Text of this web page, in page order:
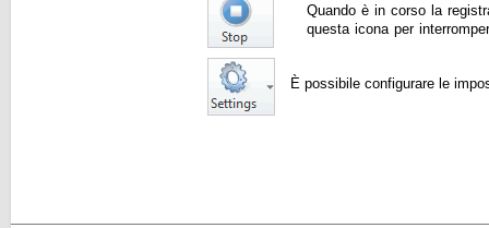
Quando è in corso la
questa icona per
È possibile configurare le